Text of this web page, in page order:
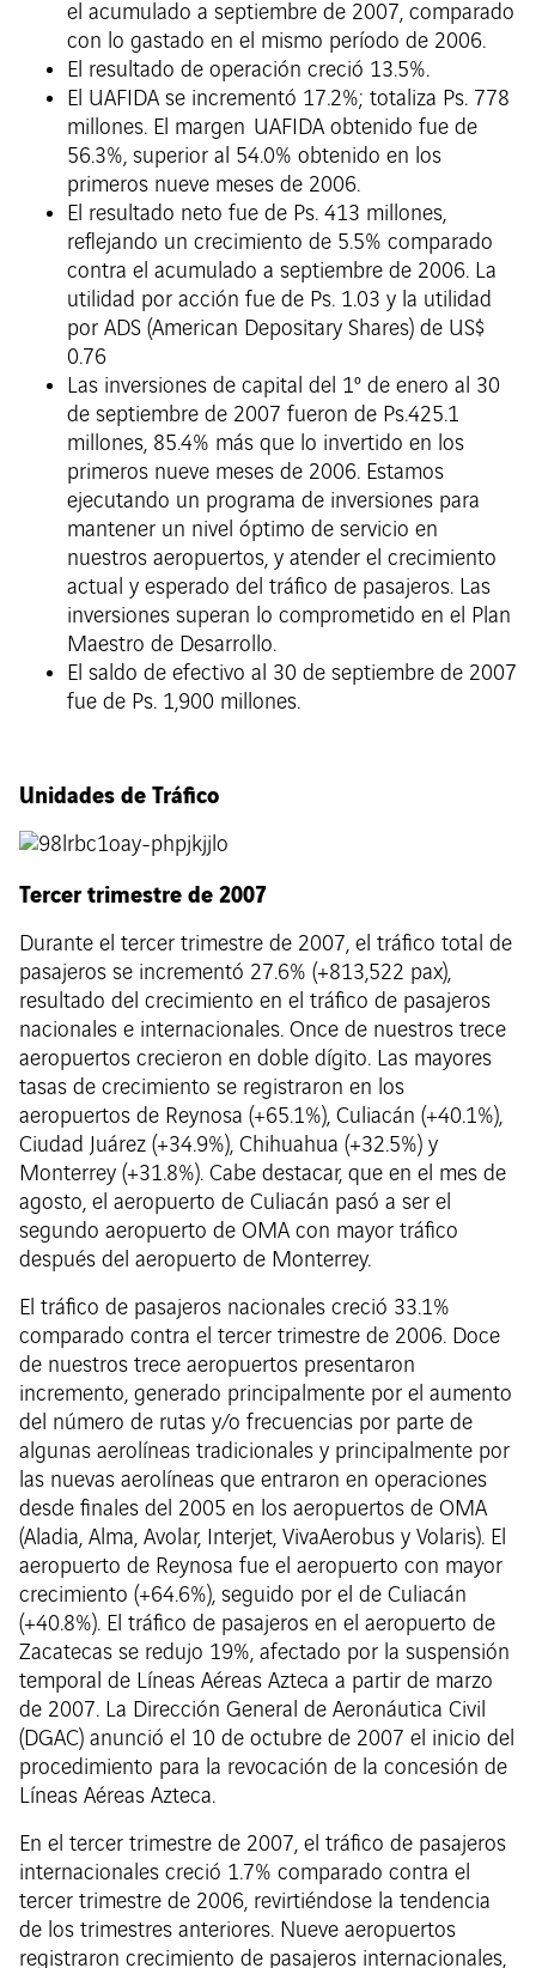
el acumulado a septiembre de 2007, comparado
con lo gastado en el mismo período de 2006.
El resultado de operación creció 13.5%.
El UAFIDA se incrementó 17.2%; totaliza Ps. 778
millones. El margen UAFIDA obtenido fue de
56.3%, superior al 54.0% obtenido en los
primeros nueve meses de 2006.
El resultado neto fue de Ps. 413 millones,
reflejando un crecimiento de 5.5% comparado
contra el acumulado a septiembre de 2006. La
utilidad por acción fue de Ps. 1.03 y la utilidad
por ADS (American Depositary Shares) de US$
0.76
Las inversiones de capital del 1º de enero al 30
de septiembre de 2007 fueron de Ps.425.1
millones, 85.4% más que lo invertido en los
primeros nueve meses de 2006. Estamos
ejecutando un programa de inversiones para
mantener un nivel óptimo de servicio en
nuestros aeropuertos, y atender el crecimiento
actual y esperado del tráfico de pasajeros. Las
inversiones superan lo comprometido en el Plan
Maestro de Desarrollo.
El saldo de efectivo al 30 de septiembre de 2007
fue de Ps. 1,900 millones.
Unidades de Tráfico
Tercer trimestre de 2007
Durante el tercer trimestre de 2007, el tráfico total de
pasajeros se incrementó 27.6% (+813,522 pax),
resultado del crecimiento en el tráfico de pasajeros
nacionales e internacionales. Once de nuestros trece
aeropuertos crecieron en doble dígito. Las mayores
tasas de crecimiento se registraron en los
aeropuertos de Reynosa (+65.1%), Culiacán (+40.1%),
Ciudad Juárez (+34.9%), Chihuahua (+32.5%) y
Monterrey (+31.8%). Cabe destacar, que en el mes de
agosto, el aeropuerto de Culiacán pasó a ser el
segundo aeropuerto de OMA con mayor tráfico
después del aeropuerto de Monterrey.
El tráfico de pasajeros nacionales creció 33.1%
comparado contra el tercer trimestre de 2006. Doce
de nuestros trece aeropuertos presentaron
incremento, generado principalmente por el aumento
del número de rutas y/o frecuencias por parte de
algunas aerolíneas tradicionales y principalmente por
las nuevas aerolíneas que entraron en operaciones
desde finales del 2005 en los aeropuertos de OMA
(Aladia, Alma, Avolar, Interjet, VivaAerobus y Volaris). El
aeropuerto de Reynosa fue el aeropuerto con mayor
crecimiento (+64.6%), seguido por el de Culiacán
(+40.8%). El tráfico de pasajeros en el aeropuerto de
Zacatecas se redujo 19%, afectado por la suspensión
temporal de Líneas Aéreas Azteca a partir de marzo
de 2007. La Dirección General de Aeronáutica Civil
(DGAC) anunció el 10 de octubre de 2007 el inicio del
procedimiento para la revocación de la concesión de
Líneas Aéreas Azteca.
En el tercer trimestre de 2007, el tráfico de pasajeros
internacionales creció 1.7% comparado contra el
tercer trimestre de 2006, revirtiéndose la tendencia
de los trimestres anteriores. Nueve aeropuertos
registraron crecimiento de pasajeros internacionales,